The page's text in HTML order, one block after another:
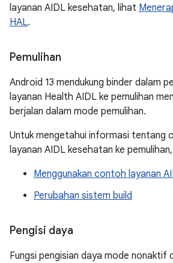
layanan AIDL kesehatan, lihat
HAL.
Pemulihan
Android 13 mendukung binder dalam
layanan Health AIDL ke pemulihan
berjalan dalam mode pemulihan.
Untuk mengetahui informasi tentang
layanan AIDL kesehatan ke
Menggunakan contoh layanan
Perubahan sistem build
Pengisi daya
Fungsi pengisian daya mode nonaktif